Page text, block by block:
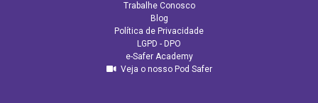
Trabalhe Conosco
Blog
Política de Privacidade
LGPD - DPO
e-Safer Academy
Veja o nosso Pod Safer